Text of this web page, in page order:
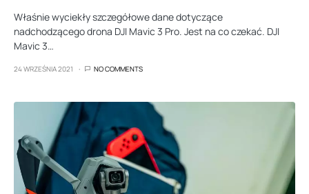
Właśnie wyciekły szczegółowe dane dotyczące
nadchodzącego drona DJI Mavic 3 Pro. Jest na co czekać. DJI
Mavic 3…
24 WRZEŚNIA 2021 NO COMMENTS